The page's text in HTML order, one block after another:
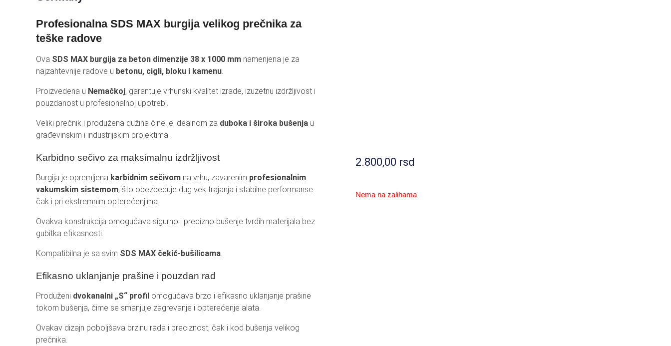
AKUMULATORI I PUNJAČI
HOLOGRAMI
LEPOTA I NEGA
Profesionalna SDS MAX burgija velikog prečnika za
teške radove
Ova SDS MAX burgija za beton dimenzije 38 x 1000 mm namenjena je za
najzahtevnije radove u betonu, cigli, bloku i kamenu
Proizvedena u Nemačkoj, garantuje vrhunski kvalitet izrade, izuzetnu izdržljivost i
pouzdanost u profesionalnoj upotrebi.
Veliki prečnik i produžena dužina čine je idealnom za duboka i široka bušenja u
građevinskim i industrijskim projektima.
Karbidno sečivo za maksimalnu izdržljivost
Burgija je opremljena karbidnim sečivom na vrhu, zavarenim profesionalnim
vakumskim sistemom, što obezbeđuje dug vek trajanja i stabilne performanse
čak i pri ekstremnim opterećenjima.
Ovakva konstrukcija omogućava sigurno i precizno bušenje tvrdih materijala bez
gubitka efikasnosti.
Kompatibilna je sa svim SDS MAX čekić-bušilicama
Efikasno uklanjanje prašine i pouzdan rad
Produženi dvokanalni „S“ profil omogućava brzo i efikasno uklanjanje prašine
tokom bušenja, čime se smanjuje zagrevanje i opterećenje alata.
Ovakav dizajn poboljšava brzinu rada i preciznost, čak i kod bušenja velikog
prečnika.
2.800,00 rsd
Nema na zalihama